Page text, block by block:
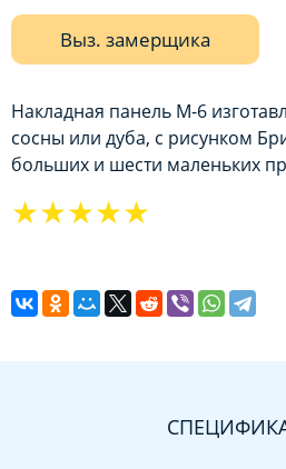
Выз. замерщика
Накладная панель М-6
сосны или дуба, с рисунком
больших и шести маленьких
★★★★★